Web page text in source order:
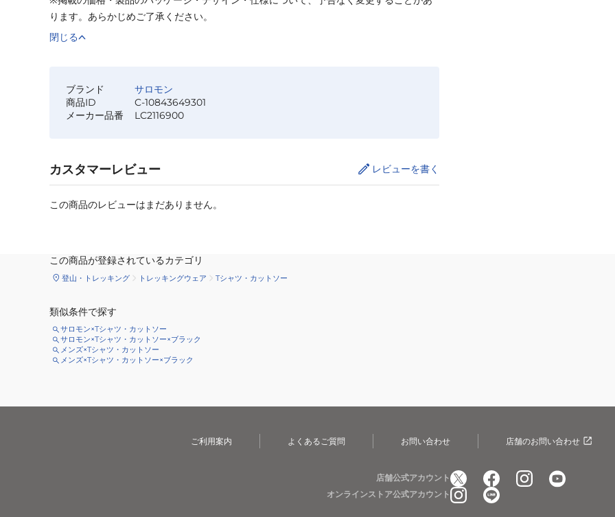
ります。あらかじめご了承ください。
閉じる
ブランド
サロモン
商品ID
C-10843649301
メーカー品番
LC2116900
カスタマーレビュー レビューを書く
この商品のレビューはまだありません。
この商品が登録されているカテゴリ
登山・トレッキング トレッキングウェア Tシャツ・カットソー
類似条件で探す
サロモン×Tシャツ・カットソー
サロモン×Tシャツ・カットソー×ブラック
メンズ×Tシャツ・カットソー
メンズ×Tシャツ・カットソー×ブラック
ご利用案内 よくあるご質問 お問い合わせ 店舗のお問い合わせ
店舗公式アカウント
オンラインストア公式アカウント